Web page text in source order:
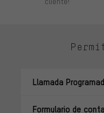
Llamada
Formulario de